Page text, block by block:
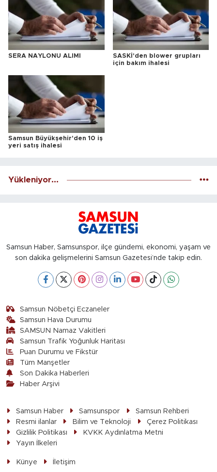
SERA NAYLONU ALIMI
SASKİ'den blower grupları
için bakım ihalesi
Samsun Büyükşehir'den 10 iş
yeri satış ihalesi
Yükleniyor...
Samsun Haber, Samsunspor, ilçe gündemi, ekonomi, yaşam ve
son dakika gelişmelerini Samsun Gazetesi’nde takip edin.
Samsun Nöbetçi Eczaneler
Samsun Hava Durumu
SAMSUN Namaz Vakitleri
Samsun Trafik Yoğunluk Haritası
Puan Durumu ve Fikstür
Tüm Manşetler
Son Dakika Haberleri
Haber Arşivi
Samsun Haber Samsunspor
Samsun Rehberi
Resmi ilanlar
Bilim ve Teknoloji
Çerez Politikası
Gizlilik Politikası
KVKK Aydınlatma Metni
Yayın İlkeleri
Künye İletişim